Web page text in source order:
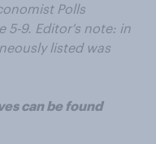
Polls
5-9. Editor's note: in
listed was
can be found